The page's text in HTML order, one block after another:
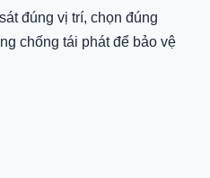
đúng vị trí, chọn đúng
chống tái phát để bảo vệ